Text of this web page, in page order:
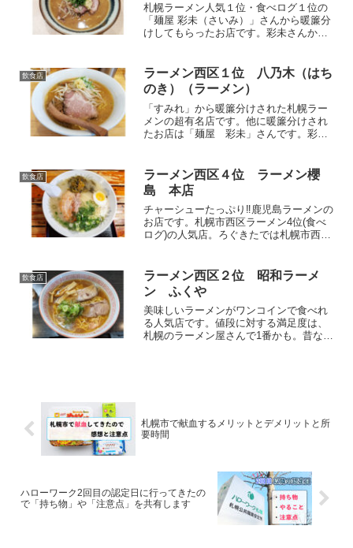
札幌ラーメン人気１位・食べログ１位の
「麺屋 彩未（さいみ）」さんから暖簾分
けしてもらったお店です。彩未さんから
食べログ美椿食べログおざわ第一駐車場
は基本的に満車。空い...
飲食店
ラーメン西区１位 八乃木（はち
のき）（ラーメン）
「すみれ」から暖簾分けされた札幌ラー
メンの超有名店です。他に暖簾分けされ
たお店は「麺屋 彩未」さんです。彩未
TOP5000に選ばれています。おすすめは
みそら～めん。ラー...
飲食店
ラーメン西区４位 ラーメン櫻
島 本店
チャーシューたっぷり‼鹿児島ラーメンの
お店です。札幌市西区ラーメン4位(食べ
ログ)の人気店。ろぐきたでは札幌市西区
幸いです。メニューメニューお客様へメ
ニュー麦みそラーメ...
飲食店
ラーメン西区２位 昭和ラーメ
ン ふくや
美味しいラーメンがワンコインで食べれ
る人気店です。値段に対する満足度は、
札幌のラーメン屋さんで1番かも。昔なが
札幌市で献血するメリットとデメリットと所
要時間
ハローワーク2回目の認定日に行ってきたの
で「持ち物」や「注意点」を共有します